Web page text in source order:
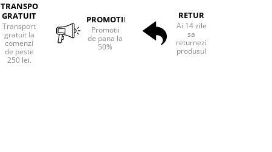
TRANSPORT
GRATUIT
Transport
gratuit la
comenzi
de peste
250 lei.
PROMOTII
Promotii
de pana la
50%
RETUR
Ai 14 zile
sa
returnezi
produsul